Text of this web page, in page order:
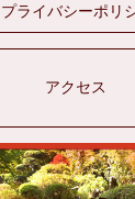
プライバシーポリ
アクセス